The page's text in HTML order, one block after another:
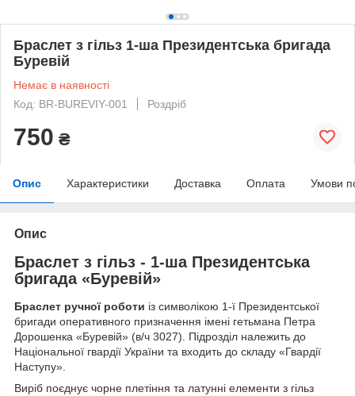
Браслет з гільз 1-ша Президентська бригада
Буревій
Немає в наявності
Код: BR-BUREVIY-001
Роздріб
750 ₴
Опис Характеристики Доставка Оплата Умови
Опис
Браслет з гільз - 1-ша Президентська
бригада «Буревій»
Браслет ручної роботи із символікою 1-ї Президентської
бригади оперативного призначення імені гетьмана Петра
Дорошенка «Буревій» (в/ч 3027). Підрозділ належить до
Національної гвардії України та входить до складу «Гвардії
Наступу».
Виріб поєднує чорне плетіння та латунні елементи з гільз